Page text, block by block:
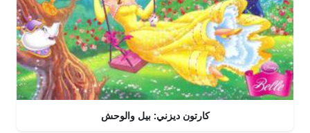
كارتون ديزني: بيل والوحش